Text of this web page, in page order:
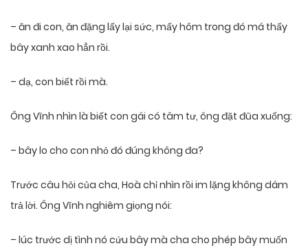
– ăn đi con, ăn đặng lấy lại sức, mấy hôm trong đó má thấy
bây xanh xao hẳn rồi.
– dạ, con biết rồi mà.
Ông Vĩnh nhìn là biết con gái có tâm tư, ông đặt đũa xuống:
– bây lo cho con nhỏ đó đúng không đa?
Trước câu hỏi của cha, Hoà chỉ nhìn rồi im lặng không dám
trả lời. Ông Vĩnh nghiêm giọng nói:
– lúc trước dị tình nó cứu bây mà cha cho phép bây muốn